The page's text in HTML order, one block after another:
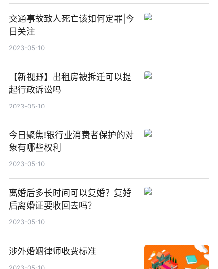
交通事故致人死亡该如何定罪|今
日关注
2023-05-10
【新视野】出租房被拆迁可以提
起行政诉讼吗
2023-05-10
今日聚焦!银行业消费者保护的对
象有哪些权利
2023-05-10
离婚后多长时间可以复婚？复婚
后离婚证要收回去吗？
2023-05-10
涉外婚姻律师收费标准